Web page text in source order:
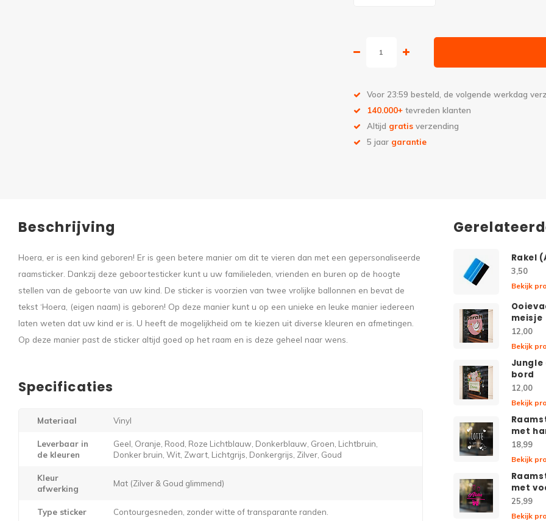
Voor 23:59 besteld, de volgende werkdag
140.000+ tevreden klanten
Altijd gratis verzending
5 jaar garantie
Beschrijving
Hoera, er is een kind geboren! Er is geen betere manier om dit te vieren dan met een gepersonaliseerde
raamsticker. Dankzij deze geboortesticker kunt u uw familieleden, vrienden en buren op de hoogte
stellen van de geboorte van uw kind. De sticker is voorzien van twee vrolijke ballonnen en bevat de
tekst ‘Hoera, (eigen naam) is geboren! Op deze manier kunt u op een unieke en leuke manier iedereen
laten weten dat uw kind er is. U heeft de mogelijkheid om te kiezen uit diverse kleuren en afmetingen.
Op deze manier past de sticker altijd goed op het raam en is deze geheel naar wens.
Specificaties
Materiaal Vinyl
Leverbaar in
de kleuren
Geel, Oranje, Rood, Roze Lichtblauw, Donkerblauw, Groen, Lichtbruin,
Donker bruin, Wit, Zwart, Lichtgrijs, Donkergrijs, Zilver, Goud
Kleur
afwerking
Mat (Zilver & Goud glimmend)
Type sticker Contourgesneden, zonder witte of transparante randen.
Rakel
3,50
Bekijk
meisje
12,00
Bekijk
Jungle
bord
12,00
Bekijk
met
18,99
Bekijk
met
25,99
Bekijk